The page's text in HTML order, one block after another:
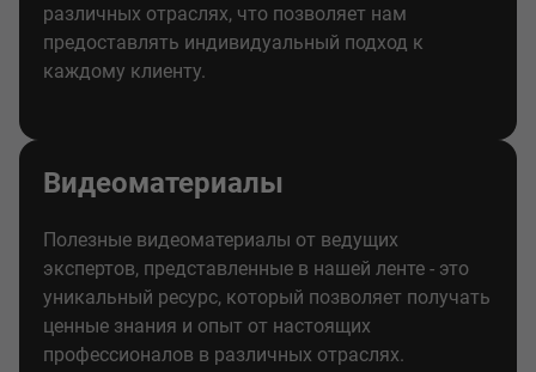
различных отраслях, что позволяет нам
предоставлять индивидуальный подход к
каждому клиенту.
Видеоматериалы
Полезные видеоматериалы от ведущих
экспертов, представленные в нашей ленте - это
уникальный ресурс, который позволяет получать
ценные знания и опыт от настоящих
профессионалов в различных отраслях.